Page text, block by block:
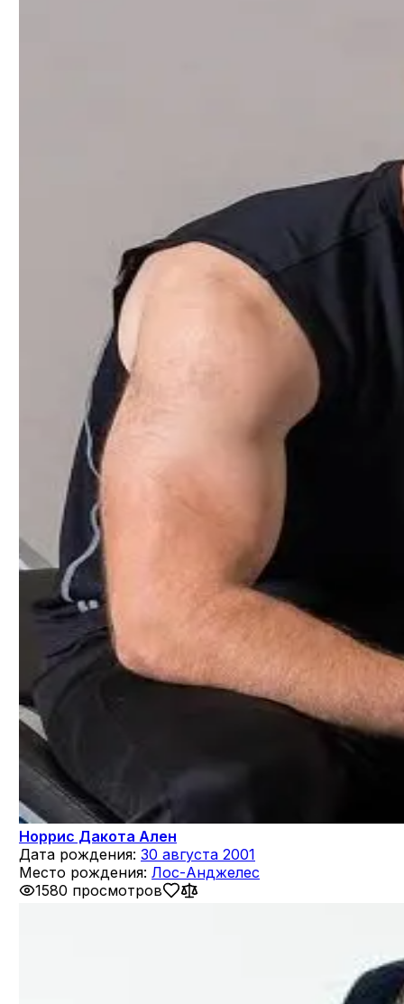
Норрис Дакота Ален
Дата рождения: 30 августа 2001
Место рождения: Лос-Анджелес
1580 просмотров